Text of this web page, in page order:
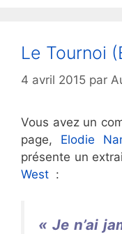
Le Tournoi
4 avril 2015 par
Vous avez un
page, Elodie
présente un
West :
« Je n’ai